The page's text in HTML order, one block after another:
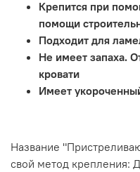
Крепится при
помощи
Подходит для
Не имеет запаха.
кровати
Имеет
Название
свой метод крепления: